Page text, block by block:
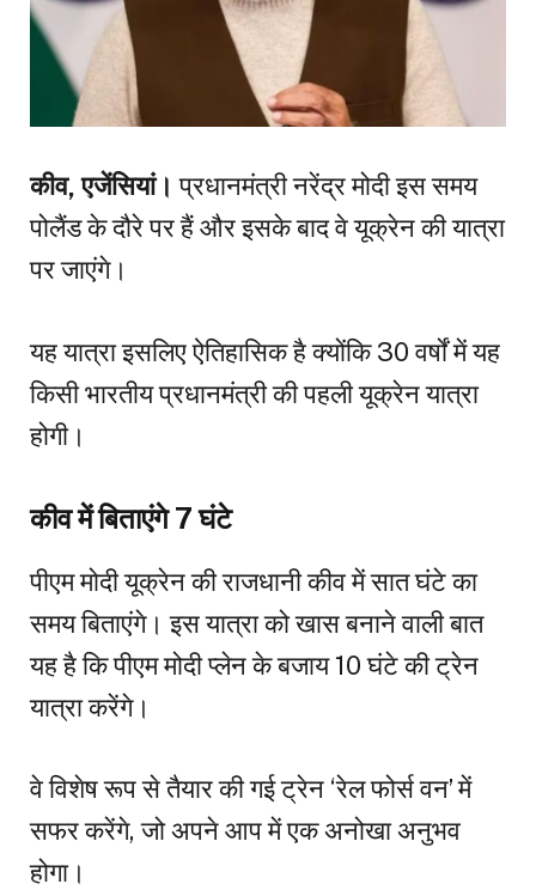
कीव, एजेंसियां। प्रधानमंत्री नरेंद्र मोदी इस समय
पोलैंड के दौरे पर हैं और इसके बाद वे यूक्रेन की यात्रा
पर जाएंगे।
यह यात्रा इसलिए ऐतिहासिक है क्योंकि 30 वर्षों में यह
किसी भारतीय प्रधानमंत्री की पहली यूक्रेन यात्रा
होगी।
कीव में बिताएंगे 7 घंटे
पीएम मोदी यूक्रेन की राजधानी कीव में सात घंटे का
समय बिताएंगे। इस यात्रा को खास बनाने वाली बात
यह है कि पीएम मोदी प्लेन के बजाय 10 घंटे की ट्रेन
यात्रा करेंगे।
वे विशेष रूप से तैयार की गई ट्रेन ‘रेल फोर्स वन’ में
सफर करेंगे, जो अपने आप में एक अनोखा अनुभव
होगा।